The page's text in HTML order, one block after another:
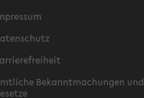
Bekanntmachungen und